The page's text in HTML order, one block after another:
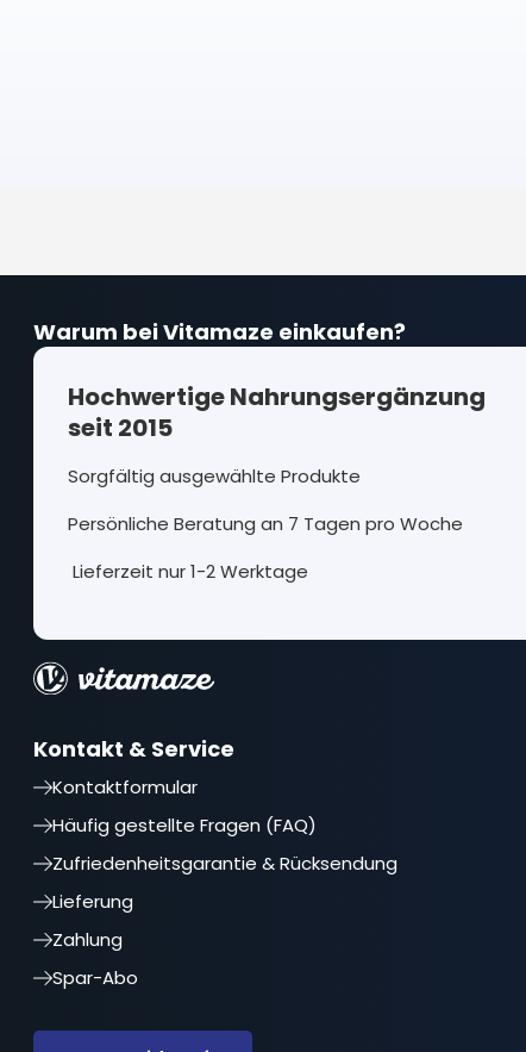
Warum bei Vitamaze einkaufen?
Hochwertige Nahrungsergänzung
seit 2015
Sorgfältig ausgewählte Produkte
Persönliche Beratung an 7 Tagen pro Woche
Lieferzeit nur 1-2 Werktage
Kontakt & Service
Kontaktformular
Häufig gestellte Fragen (FAQ)
Zufriedenheitsgarantie & Rücksendung
Lieferung
Zahlung
Spar-Abo